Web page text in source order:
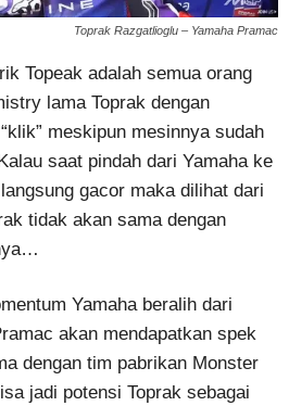
Toprak Razgatlioglu – Yamaha Pramac
Topeak adalah semua orang
lama Toprak dengan
meskipun mesinnya sudah
saat pindah dari Yamaha ke
gacor maka dilihat dari
tidak akan sama dengan
Yamaha beralih dari
akan mendapatkan spek
dengan tim pabrikan Monster
jadi potensi Toprak sebagai